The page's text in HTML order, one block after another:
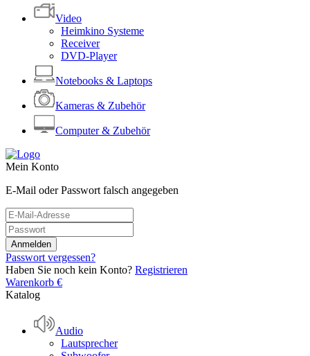
Video
Heimkino Systeme
Receiver
DVD-Player
Notebooks & Laptops
Kameras & Zubehör
Computer & Zubehör
Mein Konto
E-Mail oder Passwort falsch angegeben
Passwort vergessen?
Haben Sie noch kein Konto? Registrieren
Warenkorb €
Katalog
Audio
Lautsprecher